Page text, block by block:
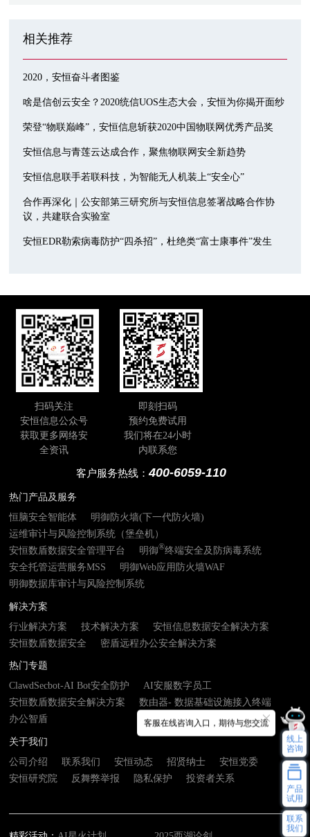
相关推荐
2020，安恒奋斗者图鉴
啥是信创云安全？2020统信UOS生态大会，安恒为你揭开面纱
荣登“物联巅峰”，安恒信息斩获2020中国物联网优秀产品奖
安恒信息与青莲云达成合作，聚焦物联网安全新趋势
安恒信息联手若联科技，为智能无人机装上“安全心”
合作再深化｜公安部第三研究所与安恒信息签署战略合作协
议，共建联合实验室
安恒EDR勒索病毒防护“四杀招”，杜绝类“富士康事件”发生
扫码关注
安恒信息公众号
获取更多网络安
全资讯
即刻扫码
预约免费试用
我们将在24小时
内联系您
客户服务热线：400-6059-110
热门产品及服务
恒脑安全智能体
明御防火墙(下一代防火墙)
运维审计与风险控制系统（堡垒机）
安恒数盾数据安全管理平台
明御®终端安全及防病毒系统
安全托管运营服务MSS
明御Web应用防火墙WAF
明御数据库审计与风险控制系统
解决方案
行业解决方案
技术解决方案
安恒信息数据安全解决方案
安恒数盾数据安全
密盾远程办公安全解决方案
热门专题
ClawdSecbot-AI Bot安全防护
AI安服数字员工
安恒数盾数据安全解决方案
数由器- 数据基础设施接入终端
办公智盾
关于我们
公司介绍
联系我们 安恒动态 招贤纳士
安恒党委
安恒研究院
反舞弊举报 隐私保护 投资者关系
客服在线咨询入口，期待与您交流
线上
咨询
产品
试用
联系
我们